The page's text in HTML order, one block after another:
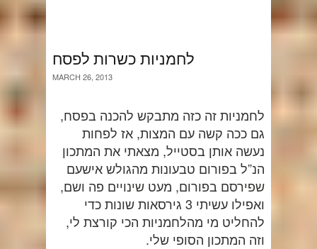
לחמניות כשרות לפסח
MARCH 26, 2013
לחמניות זה כזה מתבקש להכנה בפסח,
גם ככה קשה עם המצות, אז לפחות
נעשה אותן בסטייל, מצאתי את המתכון
הנ”ל בפורום טבעונות מהגולש אישעם
שפירסם בפורום, מעט שינויים פה ושם,
ואפילו עשיתי 3 גירסאות שונות כדי
להחליט מי מהלחמניות הכי קורצת לי,
וזה המתכון הסופי שלי.